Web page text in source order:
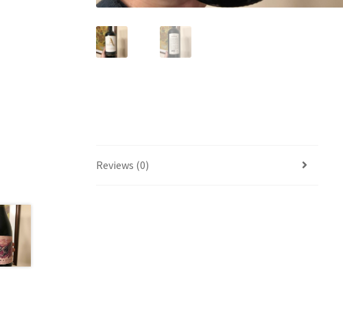
Reviews (0)